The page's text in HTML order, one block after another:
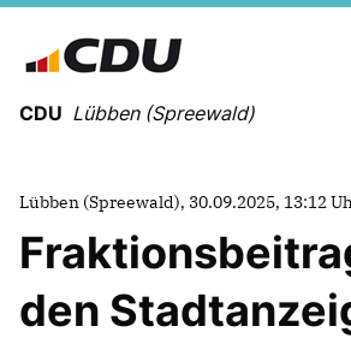
CDU Lübben (Spreewald)
NEUIGKEITEN
TERMINE
Lübben (Spreewald), 30.09.2025, 13:12
den